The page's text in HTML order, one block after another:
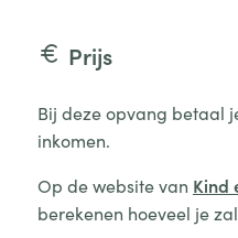
Prijs
Bij deze opvang betaal
inkomen.
Op de website van Kind
berekenen hoeveel je